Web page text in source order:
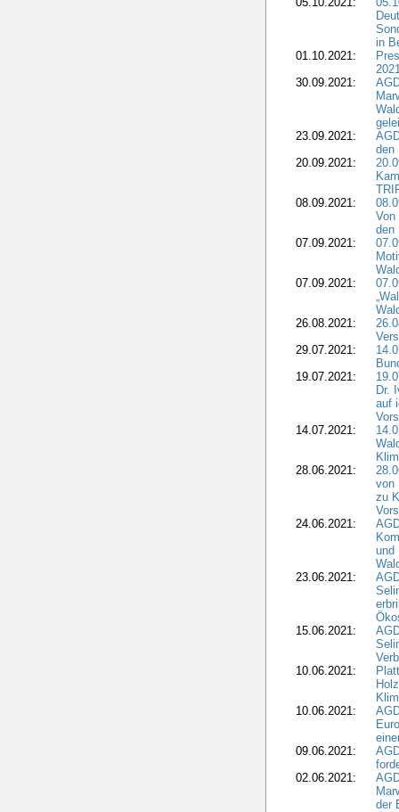
in
01.10.2021:
30.09.2021:
23.09.2021:
den
20.09.2021:
08.09.2021:
den
07.09.2021:
07.09.2021:
26.08.2021:
29.07.2021:
19.07.2021:
Dr.
auf
14.07.2021:
28.06.2021:
von
zu
24.06.2021:
und
23.06.2021:
15.06.2021:
10.06.2021:
10.06.2021:
09.06.2021:
02.06.2021:
der